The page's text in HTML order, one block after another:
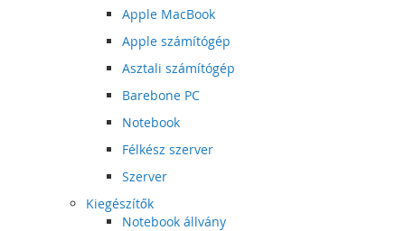
Apple MacBook
Apple számítógép
Asztali számítógép
Barebone PC
Notebook
Félkész szerver
Szerver
Kiegészítők
Notebook állvány